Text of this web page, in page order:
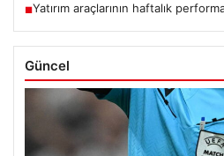
■Yatırım araçlarının haftalık
Güncel